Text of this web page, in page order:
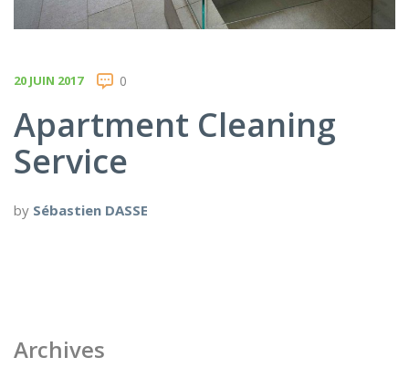
20 JUIN 2017 0
Apartment Cleaning
Service
by Sébastien DASSE
Archives